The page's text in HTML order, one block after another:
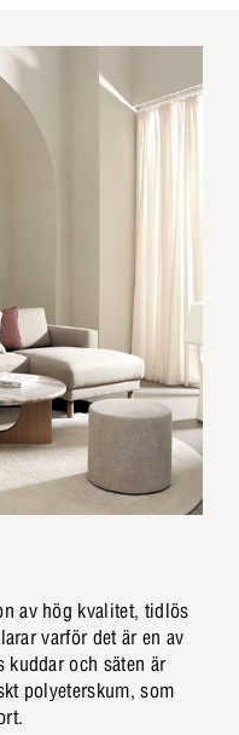
av hög kvalitet, tidlös
varför det är en av
kuddar och säten är
polyeterskum, som